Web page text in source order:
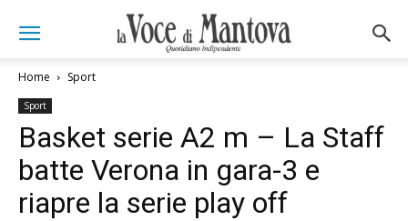
Home Sport
Sport
Basket serie A2 m – La Staff
batte Verona in gara-3 e
riapre la serie play off